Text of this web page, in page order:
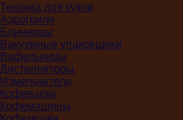
Техника для кухни
Аэрогрили
Блинницы
Вакуумные упаковщики
Вафельницы
Дистилляторы
Измельчители
Кофеварки
Кофемашины